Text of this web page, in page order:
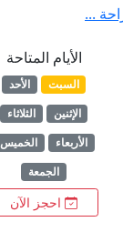
...
الأيام المتاحة
السبت
الأحد
الإثنين
الثلاثاء
الأربعاء
الخميس
الجمعة
احجز الآن